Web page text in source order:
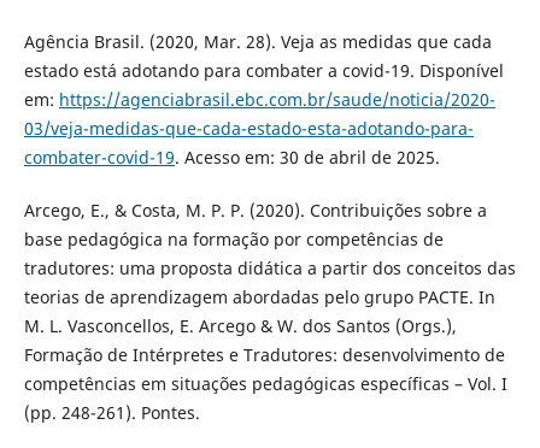
Agência Brasil. (2020, Mar. 28). Veja as medidas que cada
estado está adotando para combater a covid-19. Disponível
em: https://agenciabrasil.ebc.com.br/saude/noticia/2020-
03/veja-medidas-que-cada-estado-esta-adotando-para-
combater-covid-19. Acesso em: 30 de abril de 2025.
Arcego, E., & Costa, M. P. P. (2020). Contribuições sobre a
base pedagógica na formação por competências de
tradutores: uma proposta didática a partir dos conceitos das
teorias de aprendizagem abordadas pelo grupo PACTE. In
M. L. Vasconcellos, E. Arcego & W. dos Santos (Orgs.),
Formação de Intérpretes e Tradutores: desenvolvimento de
competências em situações pedagógicas específicas – Vol. I
(pp. 248-261). Pontes.